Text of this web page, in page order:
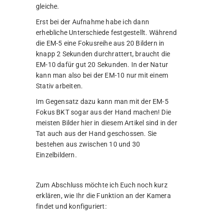
gleiche.
Erst bei der Aufnahme habe ich dann
erhebliche Unterschiede festgestellt. Während
die EM-5 eine Fokusreihe aus 20 Bildern in
knapp 2 Sekunden durchrattert, braucht die
EM-10 dafür gut 20 Sekunden. In der Natur
kann man also bei der EM-10 nur mit einem
Stativ arbeiten.
Im Gegensatz dazu kann man mit der EM-5
Fokus BKT sogar aus der Hand machen! Die
meisten Bilder hier in diesem Artikel sind in der
Tat auch aus der Hand geschossen. Sie
bestehen aus zwischen 10 und 30
Einzelbildern.
Zum Abschluss möchte ich Euch noch kurz
erklären, wie Ihr die Funktion an der Kamera
findet und konfiguriert: